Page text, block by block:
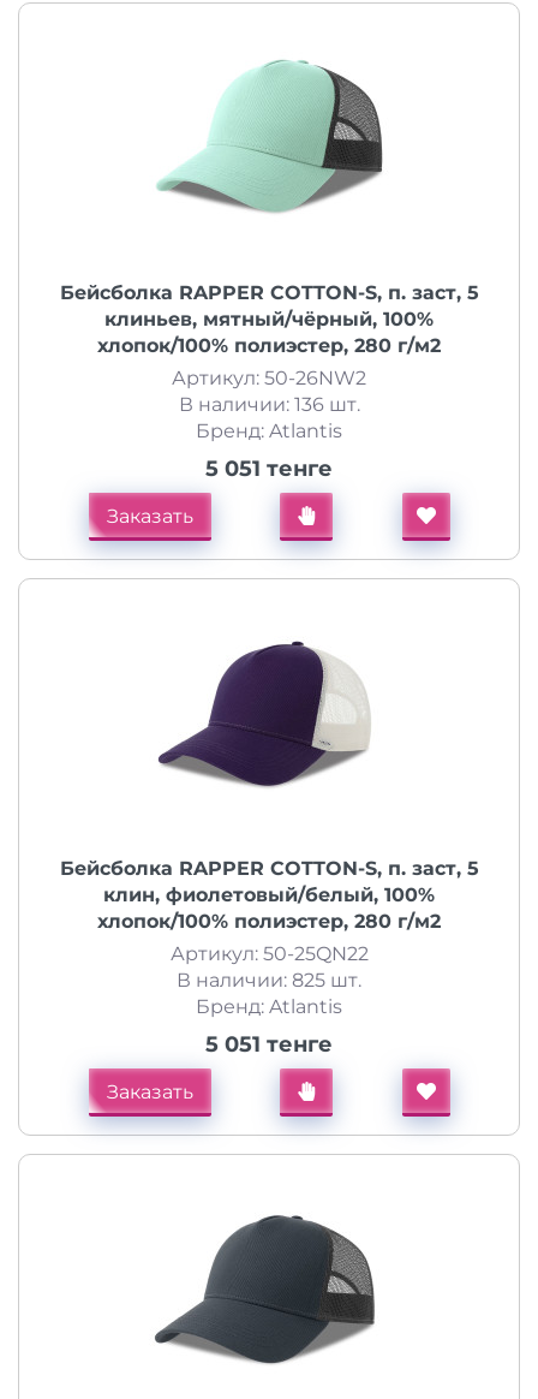
Бейсболка RAPPER COTTON-S, п. заст, 5
клиньев, мятный/чёрный, 100%
хлопок/100% полиэстер, 280 г/м2
Артикул: 50-26NW2
В наличии: 136 шт.
Бренд: Atlantis
5 051 тенге
Заказать
Бейсболка RAPPER COTTON-S, п. заст, 5
клин, фиолетовый/белый, 100%
хлопок/100% полиэстер, 280 г/м2
Артикул: 50-25QN22
В наличии: 825 шт.
Бренд: Atlantis
5 051 тенге
Заказать